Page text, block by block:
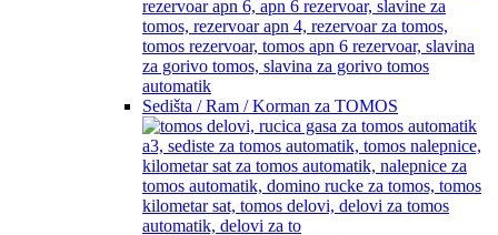
Sedišta / Ram / Korman za TOMOS